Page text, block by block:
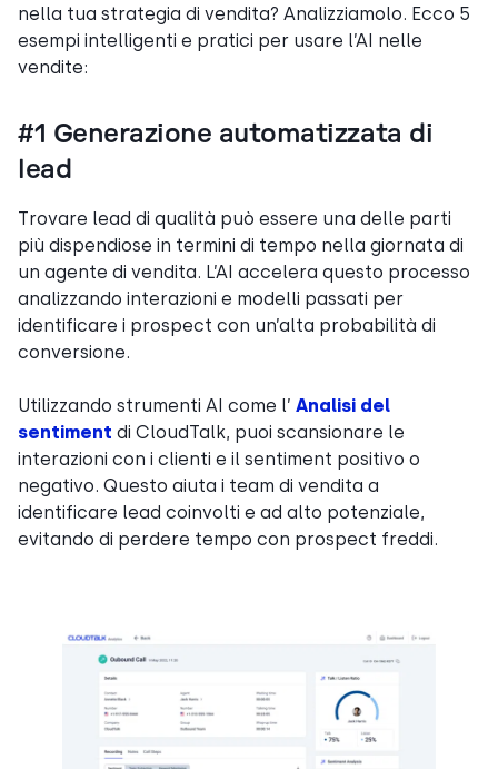
nella tua strategia di vendita? Analizziamolo. Ecco 5
esempi intelligenti e pratici per usare l’AI nelle
vendite:
#1 Generazione automatizzata di
lead
Trovare lead di qualità può essere una delle parti
più dispendiose in termini di tempo nella giornata di
un agente di vendita. L’AI accelera questo processo
analizzando interazioni e modelli passati per
identificare i prospect con un’alta probabilità di
conversione.
Utilizzando strumenti AI come l’ Analisi del
sentiment di CloudTalk, puoi scansionare le
interazioni con i clienti e il sentiment positivo o
negativo. Questo aiuta i team di vendita a
identificare lead coinvolti e ad alto potenziale,
evitando di perdere tempo con prospect freddi.